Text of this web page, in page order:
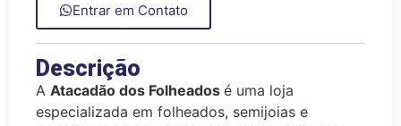
Entrar em Contato
Descrição
A Atacadão dos Folheados é uma loja
especializada em folheados, semijoias e